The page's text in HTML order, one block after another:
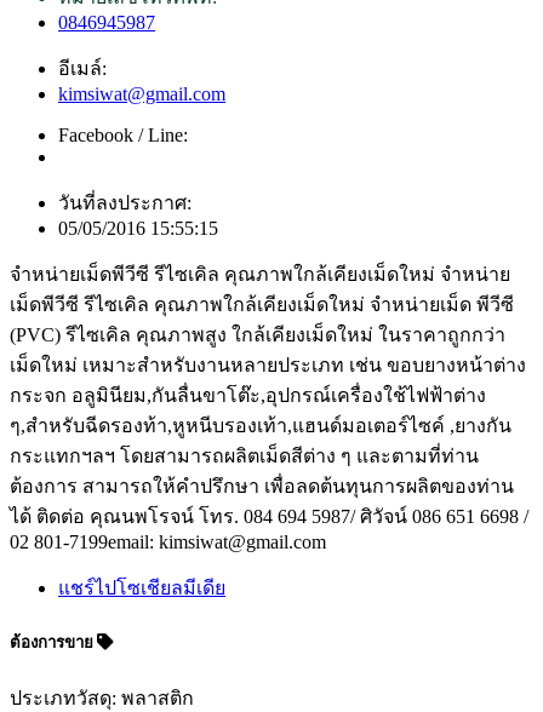
0846945987
อีเมล์:
kimsiwat@gmail.com
Facebook / Line:
วันที่ลงประกาศ:
05/05/2016 15:55:15
จำหน่ายเม็ดพีวีซี รีไซเคิล คุณภาพใกล้เคียงเม็ดใหม่ จำหน่าย
เม็ดพีวีซี รีไซเคิล คุณภาพใกล้เคียงเม็ดใหม่ จำหน่ายเม็ด พีวีซี
(PVC) รีไซเคิล คุณภาพสูง ใกล้เคียงเม็ดใหม่ ในราคาถูกกว่า
เม็ดใหม่ เหมาะสำหรับงานหลายประเภท เช่น ขอบยางหน้าต่าง
กระจก อลูมินียม,กันลื่นขาโต๊ะ,อุปกรณ์เครื่องใช้ไฟฟ้าต่าง
ๆ,สำหรับฉีดรองท้า,หูหนีบรองเท้า,แฮนด์มอเตอร์ไซค์ ,ยางกัน
กระแทกฯลฯ โดยสามารถผลิตเม็ดสีต่าง ๆ และตามที่ท่าน
ต้องการ สามารถให้คำปรึกษา เพื่อลดต้นทุนการผลิตของท่าน
ได้ ติดต่อ คุณนพโรจน์ โทร. 084 694 5987/ ศิวัจน์ 086 651 6698 /
02 801-7199email: kimsiwat@gmail.com
แชร์ไปโซเชียลมีเดีย
ต้องการขาย
ประเภทวัสดุ: พลาสติก